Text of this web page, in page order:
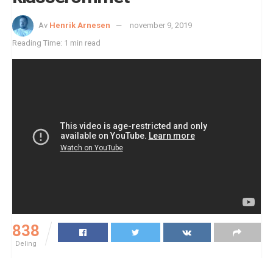
Av Henrik Arnesen
november 9, 2019
Reading Time: 1 min read
838
Deling